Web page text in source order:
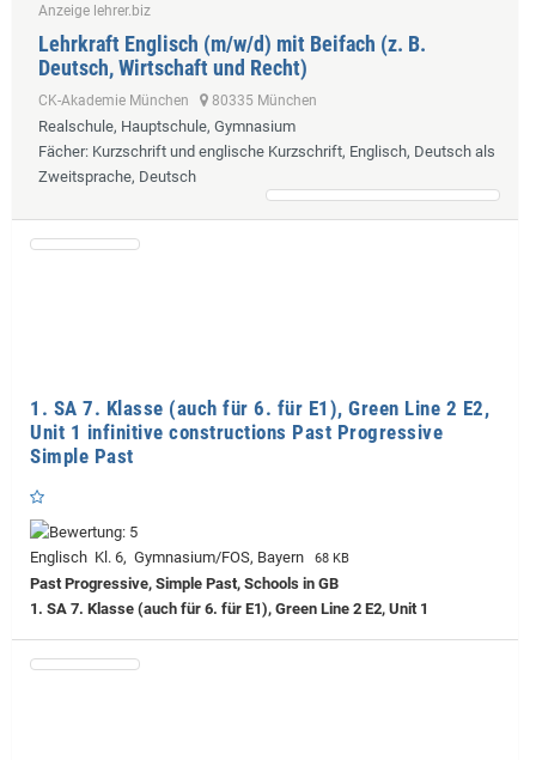
Anzeige lehrer.biz
Lehrkraft Englisch (m/w/d) mit Beifach (z. B.
Deutsch, Wirtschaft und Recht)
CK-Akademie München 80335 München
Realschule, Hauptschule, Gymnasium
Fächer: Kurzschrift und englische Kurzschrift, Englisch, Deutsch als
Zweitsprache, Deutsch
1. SA 7. Klasse (auch für 6. für E1), Green Line 2 E2,
Unit 1 infinitive constructions Past Progressive
Simple Past
Englisch Kl. 6, Gymnasium/FOS, Bayern 68 KB
Past Progressive, Simple Past, Schools in GB
1. SA 7. Klasse (auch für 6. für E1), Green Line 2 E2, Unit 1